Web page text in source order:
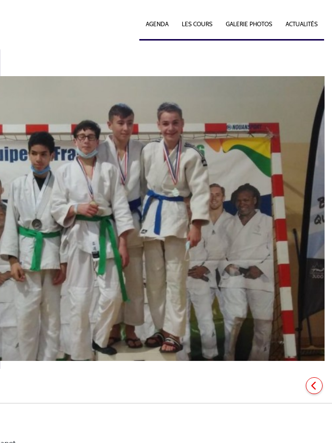
AGENDA LES COURS GALERIE PHOTOS ACTUALITÉS